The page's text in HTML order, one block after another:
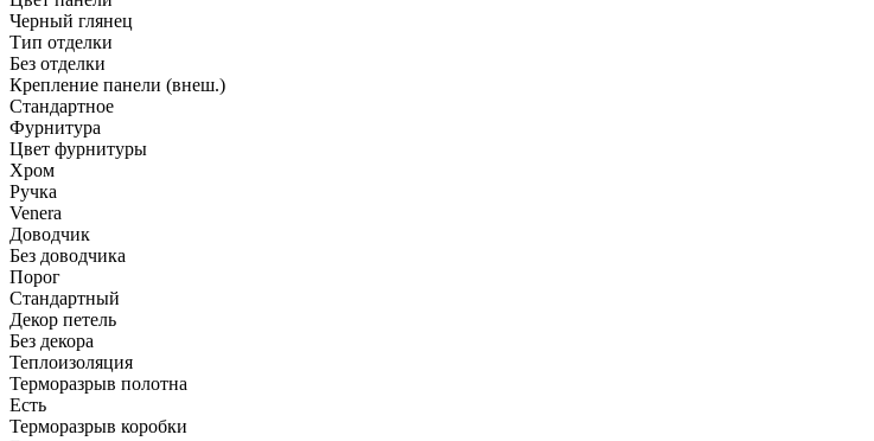
Черный глянец
Тип отделки
Без отделки
Крепление панели (внеш.)
Стандартное
Фурнитура
Цвет фурнитуры
Хром
Ручка
Venera
Доводчик
Без доводчика
Порог
Стандартный
Декор петель
Без декора
Теплоизоляция
Терморазрыв полотна
Есть
Терморазрыв коробки